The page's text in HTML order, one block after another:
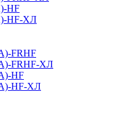
HF
HF-ХЛ
FRHF
FRHF-ХЛ
HF
HF-ХЛ